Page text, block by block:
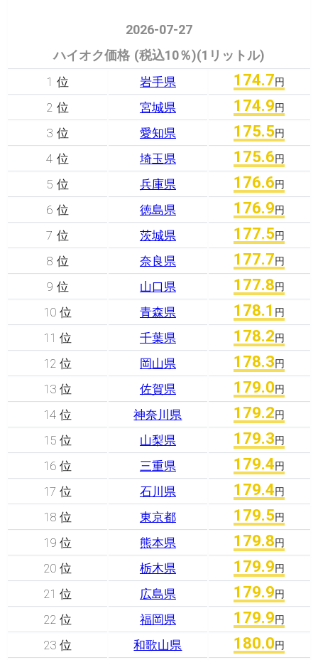
2026-07-27
ハイオク価格 (税込10％)(1リットル)
1 位 岩手県 174.7円
2 位 宮城県 174.9円
3 位 愛知県 175.5円
4 位 埼玉県 175.6円
5 位 兵庫県 176.6円
6 位 徳島県 176.9円
7 位 茨城県 177.5円
8 位 奈良県 177.7円
9 位 山口県 177.8円
10 位 青森県 178.1 円
11 位 千葉県 178.2円
12 位 岡山県 178.3円
13 位 佐賀県 179.0円
14 位 神奈川県 179.2円
15 位 山梨県 179.3円
16 位 三重県 179.4円
17 位 石川県 179.4円
18 位 東京都 179.5円
19 位 熊本県 179.8円
20 位 栃木県 179.9円
21 位 広島県 179.9円
22 位 福岡県 179.9円
23 位 和歌山県 180.0円